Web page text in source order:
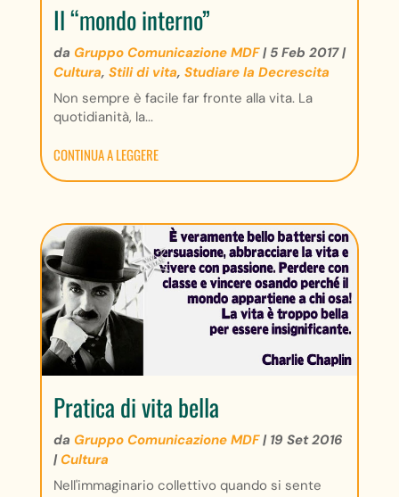
Il “mondo interno”
da Gruppo Comunicazione MDF| 5 Feb 2017|
Cultura, Stili di vita, Studiare la Decrescita
Non sempre è facile far fronte alla vita. La
quotidianità, la...
CONTINUA A LEGGERE
Pratica di vita bella
da Gruppo Comunicazione MDF| 19 Set 2016
| Cultura
Nell'immaginario collettivo quando si sente